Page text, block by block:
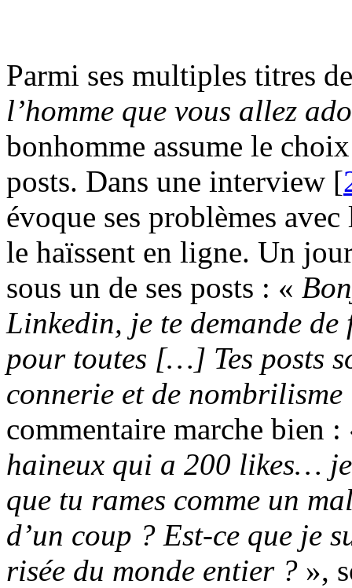
Parmi ses multiples titres
l’homme que vous allez
bonhomme assume le
posts. Dans une interview [
évoque ses problèmes
le haïssent en ligne. Un
sous un de ses posts : «
Linkedin, je te demande
pour toutes […] Tes posts
connerie et de
commentaire marche bien
haineux qui a 200 likes…
que tu rames comme un
d’un coup ? Est-ce que je
risée du monde entier ? »,